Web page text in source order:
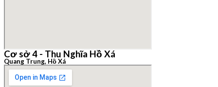
Cơ sở 4 - Thu Nghĩa Hồ Xá
Quang Trung, Hồ Xá